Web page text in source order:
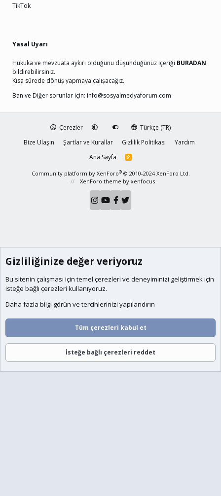
TikTok
Yasal Uyarı
Hukuka ve mevzuata aykırı olduğunu düşündüğünüz içeriği BURADAN
bildirebilirsiniz.
Kısa sürede dönüş yapmaya çalışacağız.
Ban ve Diğer sorunlar için: info@sosyalmedyaforum.com
Çerezler
Türkçe (TR)
Bize Ulaşın
Şartlar ve Kurallar Gizlilik Politikası
Yardım
Ana Sayfa
R
S
Community platform by XenForo® © 2010-2024 XenForo Ltd.
XenForo theme by xenfocus
Gizliliğinize değer veriyoruz
Bu sitenin çalışması için temel çerezleri ve deneyiminizi geliştirmek için
isteğe bağlı çerezleri kullanıyoruz.
Daha fazla bilgi görün ve tercihlerinizi yapılandırın
Tüm çerezleri kabul et
İsteğe bağlı çerezleri reddet